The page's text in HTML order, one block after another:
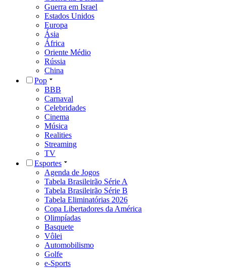
Guerra em Israel
Estados Unidos
Europa
Ásia
África
Oriente Médio
Rússia
China
Pop
BBB
Carnaval
Celebridades
Cinema
Música
Realities
Streaming
TV
Esportes
Agenda de Jogos
Tabela Brasileirão Série A
Tabela Brasileirão Série B
Tabela Eliminatórias 2026
Copa Libertadores da América
Olimpíadas
Basquete
Vôlei
Automobilismo
Golfe
e-Sports